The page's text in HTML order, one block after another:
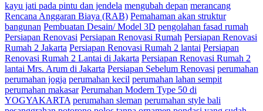
kayu jati pada pintu dan jendela mengubah depan merancang
Rencana Anggaran Biaya (RAB) Pemahaman akan struktur
bangunan Pembuatan Desain/ Model 3D pengolahan fasad rumah
Persiapan Renovasi Persiapan Renovasi Rumah Persiapan Renovasi
Rumah 2 Jakarta Persiapan Renovasi Rumah 2 lantai Persiapan
Renovasi Rumah 2 Lantai di Jakarta Persiapan Renovasi Rumah 2
lantai Mrs. Arum di Jakarta Persiapan Sebelum Renovasi perumahan
perumahan jogja perumahan kecil perumahan lahan sempit
perumahan makasar Perumahan Modern Type 50 di
YOGYAKARTA perumahan sleman perumahan style bali